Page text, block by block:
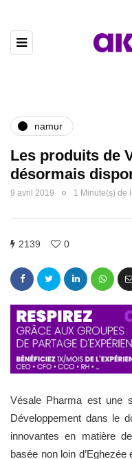
namur
Les produits de
désormais
9 avril 2019 1 Minute(s) de
2139 0
Vésale Pharma est une
Développement dans le
innovantes en matière
basée non loin